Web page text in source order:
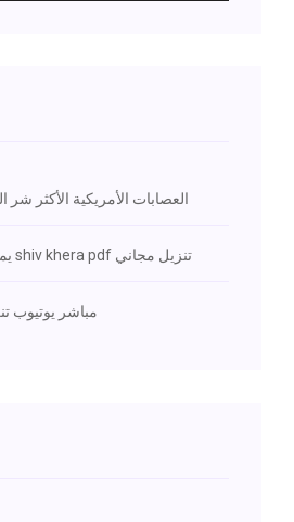
العصابات الأمريكية الأكثر شر الموسم 1
يمكنك الفوز عن طريق shiv khera pdf تنزيل مجاني
مباشر يوتيوب